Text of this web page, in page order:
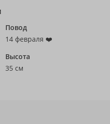
Повод
14 февраля ❤️
Высота
35 см